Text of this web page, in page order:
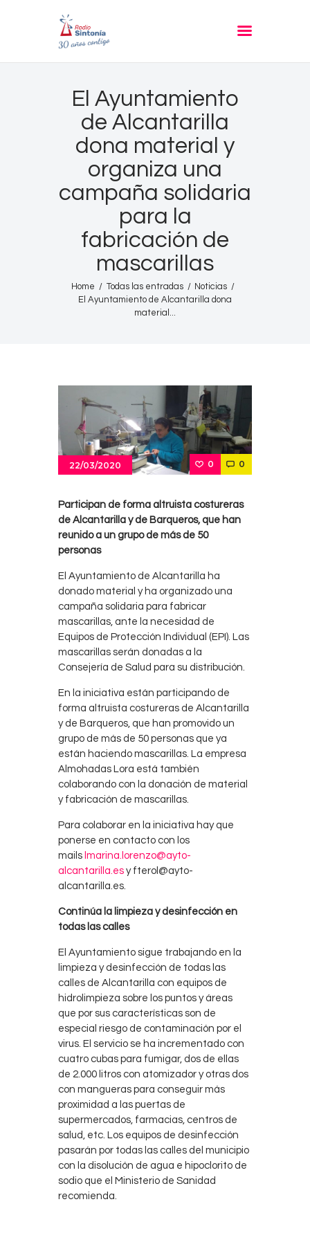
El Ayuntamiento
de Alcantarilla
dona material y
organiza una
campaña solidaria
para la
fabricación de
mascarillas
Home Todas las entradas
Noticias
El Ayuntamiento de Alcantarilla dona
material...
RADIO SINTONIA
Inicio
Informativos
Entrevistas
PROGRAMACIÓN
Nuestra Historia
22/03/2020 0 0
Participan de forma altruista costureras
de Alcantarilla y de Barqueros, que han
reunido a un grupo de más de 50
personas
El Ayuntamiento de Alcantarilla ha
donado material y ha organizado una
campaña solidaria para fabricar
mascarillas, ante la necesidad de
Equipos de Protección Individual (EPI). Las
mascarillas serán donadas a la
Consejería de Salud para su distribución.
En la iniciativa están participando de
forma altruista costureras de Alcantarilla
y de Barqueros, que han promovido un
grupo de más de 50 personas que ya
están haciendo mascarillas. La empresa
Almohadas Lora está también
colaborando con la donación de material
y fabricación de mascarillas.
Para colaborar en la iniciativa hay que
ponerse en contacto con los
mails lmarina.lorenzo@ayto-
alcantarilla.es y fterol@ayto-
alcantarilla.es.
Continúa la limpieza y desinfección en
todas las calles
El Ayuntamiento sigue trabajando en la
limpieza y desinfección de todas las
calles de Alcantarilla con equipos de
hidrolimpieza sobre los puntos y áreas
que por sus características son de
especial riesgo de contaminación por el
virus. El servicio se ha incrementado con
cuatro cubas para fumigar, dos de ellas
de 2.000 litros con atomizador y otras dos
con mangueras para conseguir más
proximidad a las puertas de
supermercados, farmacias, centros de
salud, etc. Los equipos de desinfección
pasarán por todas las calles del municipio
con la disolución de agua e hipoclorito de
sodio que el Ministerio de Sanidad
recomienda.